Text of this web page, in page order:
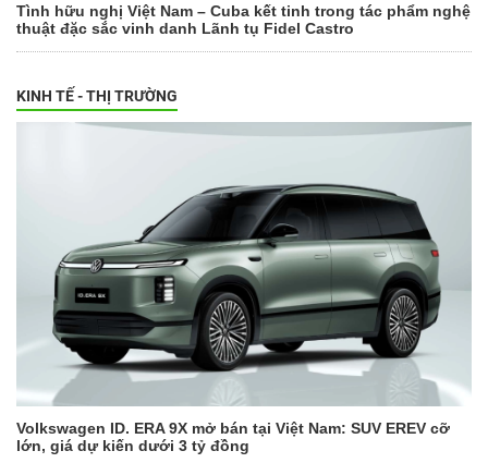
Tình hữu nghị Việt Nam – Cuba kết tinh trong tác phẩm nghệ
thuật đặc sắc vinh danh Lãnh tụ Fidel Castro
KINH TẾ - THỊ TRƯỜNG
Volkswagen ID. ERA 9X mở bán tại Việt Nam: SUV EREV cỡ
lớn, giá dự kiến dưới 3 tỷ đồng